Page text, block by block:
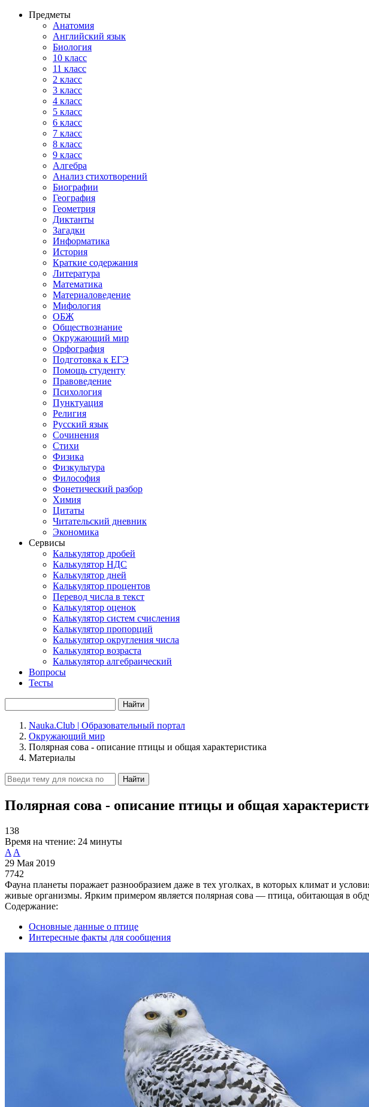
Предметы
Анатомия
Английский язык
Биология
10 класс
11 класс
2 класс
3 класс
4 класс
5 класс
6 класс
7 класс
8 класс
9 класс
Алгебра
Анализ стихотворений
Биографии
География
Геометрия
Диктанты
Загадки
Информатика
История
Краткие содержания
Литература
Математика
Материаловедение
Мифология
ОБЖ
Обществознание
Окружающий мир
Орфография
Подготовка к ЕГЭ
Помощь студенту
Правоведение
Психология
Пунктуация
Религия
Русский язык
Сочинения
Стихи
Физика
Физкультура
Философия
Фонетический разбор
Химия
Цитаты
Читательский дневник
Экономика
Сервисы
Калькулятор дробей
Калькулятор НДС
Калькулятор дней
Калькулятор процентов
Перевод числа в текст
Калькулятор оценок
Калькулятор систем счисления
Калькулятор пропорций
Калькулятор округления числа
Калькулятор возраста
Калькулятор алгебраический
Вопросы
Тесты
Найти
Nauka.Club | Образовательный портал
Окружающий мир
Полярная сова - описание птицы и общая характеристика
Материалы
Найти
Полярная сова - описание птицы и общая
138
Время на чтение: 24 минуты
A A
29 Мая 2019
7742
Фауна планеты поражает разнообразием даже в тех уголках, в которых климат и
живые организмы. Ярким примером является полярная сова — птица, обитающая в
Содержание:
Основные данные о птице
Интересные факты для сообщения